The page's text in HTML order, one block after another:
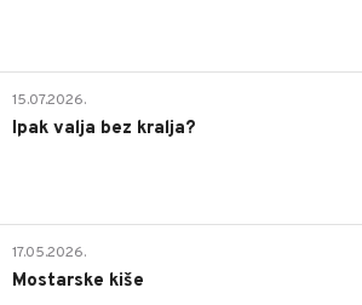
15.07.2026.
Ipak valja bez kralja?
17.05.2026.
Mostarske kiše